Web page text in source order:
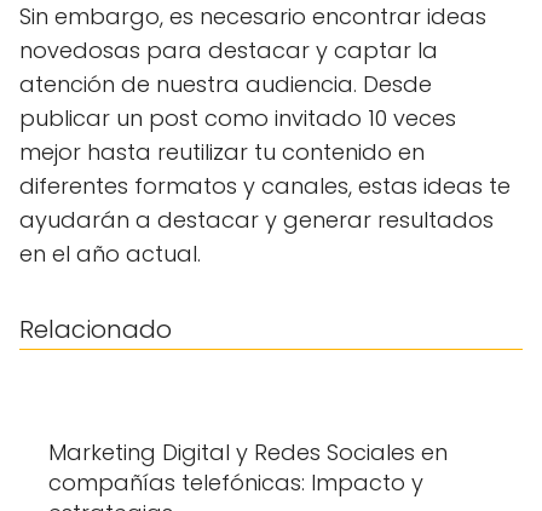
Sin embargo, es necesario encontrar ideas
novedosas para destacar y captar la
atención de nuestra audiencia. Desde
publicar un post como invitado 10 veces
mejor hasta reutilizar tu contenido en
diferentes formatos y canales, estas ideas te
ayudarán a destacar y generar resultados
en el año actual.
Relacionado
Marketing Digital y Redes Sociales en
compañías telefónicas: Impacto y